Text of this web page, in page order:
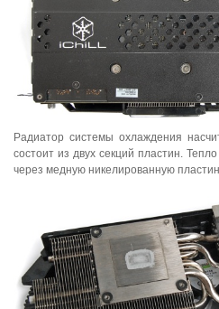
Радиатор системы охлаждения
состоит из двух секций пластин.
через медную никелированную